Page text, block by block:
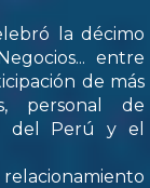
la décimo
entre
de más
personal de
del Perú y el